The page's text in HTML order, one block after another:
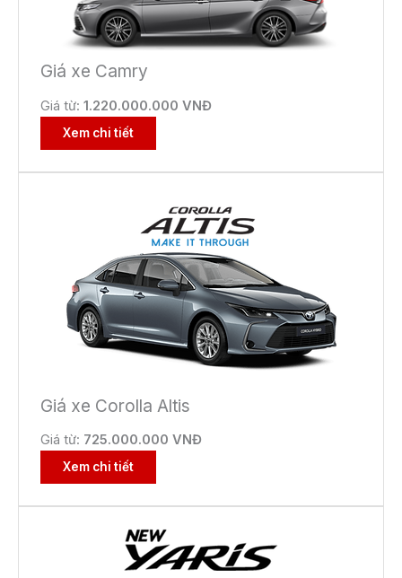
Giá xe Camry
Giá từ: 1.220.000.000 VNĐ
Xem chi tiết
Giá xe Corolla Altis
Giá từ: 725.000.000 VNĐ
Xem chi tiết